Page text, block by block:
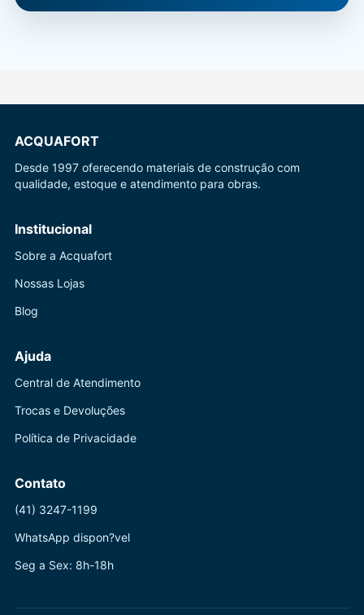
ACQUAFORT
Desde 1997 oferecendo materiais de construção com
qualidade, estoque e atendimento para obras.
Institucional
Sobre a Acquafort
Nossas Lojas
Blog
Ajuda
Central de Atendimento
Trocas e Devoluções
Política de Privacidade
Contato
(41) 3247-1199
WhatsApp dispon?vel
Seg a Sex: 8h-18h